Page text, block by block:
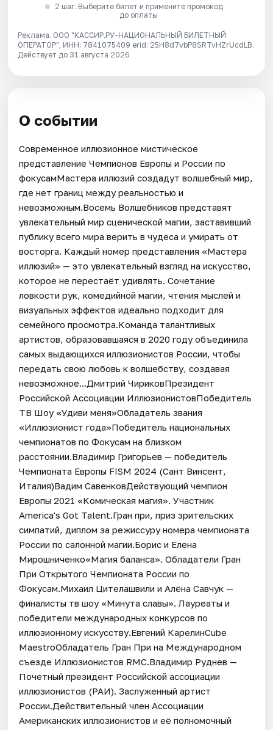
2 шаг. Выберите билет и примените промокод
до оплаты
Реклама. ООО "КАССИР.РУ-НАЦИОНАЛЬНЫЙ БИЛЕТНЫЙ
ОПЕРАТОР", ИНН: 7841075409 erid: 25H8d7vbP8SRTvHZrUcdLB.
Действует до 31 августа 2026
О событии
Современное иллюзионное мистическое
представление Чемпионов Европы и России по
фокусамМастера иллюзий создадут волшебный мир,
где нет границ между реальностью и
невозможным.Восемь Волшебников представят
увлекательный мир сценической магии, заставивший
публику всего мира верить в чудеса и умирать от
восторга. Каждый номер представления «Мастера
иллюзий» — это увлекательный взгляд на искусство,
которое не перестаёт удивлять. Сочетание
ловкости рук, комедийной магии, чтения мыслей и
визуальных эффектов идеально подходит для
семейного просмотра.Команда талантливых
артистов, образовавшаяся в 2020 году объединила
самых выдающихся иллюзионистов России, чтобы
передать свою любовь к волшебству, создавая
невозможное...Дмитрий ЧириковПрезидент
Российской Ассоциации ИллюзионистовПобедитель
ТВ Шоу «Удиви меня»Обладатель звания
«Иллюзионист года»Победитель национальных
чемпионатов по Фокусам на близком
расстоянии.Владимир Григорьев — победитель
Чемпионата Европы FISM 2024 (Сант Винсент,
Италия)Вадим СавенковДействующий чемпион
Европы 2021 «Комическая магия». Участник
America's Got Talent.Гран при, приз зрительских
симпатий, диплом за режиссуру номера чемпионата
России по салонной магии.Борис и Елена
Мирошниченко«Магия баланса». Обладатели Гран
При Открытого Чемпионата России по
Фокусам.Михаил Цителашвили и Алёна Савчук —
финалисты тв шоу «Минута славы». Лауреаты и
победители международных конкурсов по
иллюзионному искусству.Евгений КарелинCube
MaestroОбладатель Гран При на Международном
съезде Иллюзионистов RMC.Владимир Руднев —
Почетный президент Российской ассоциации
иллюзионистов (РАИ). Заслуженный артист
России.Действительный член Ассоциации
Американских иллюзионистов и её полномочный